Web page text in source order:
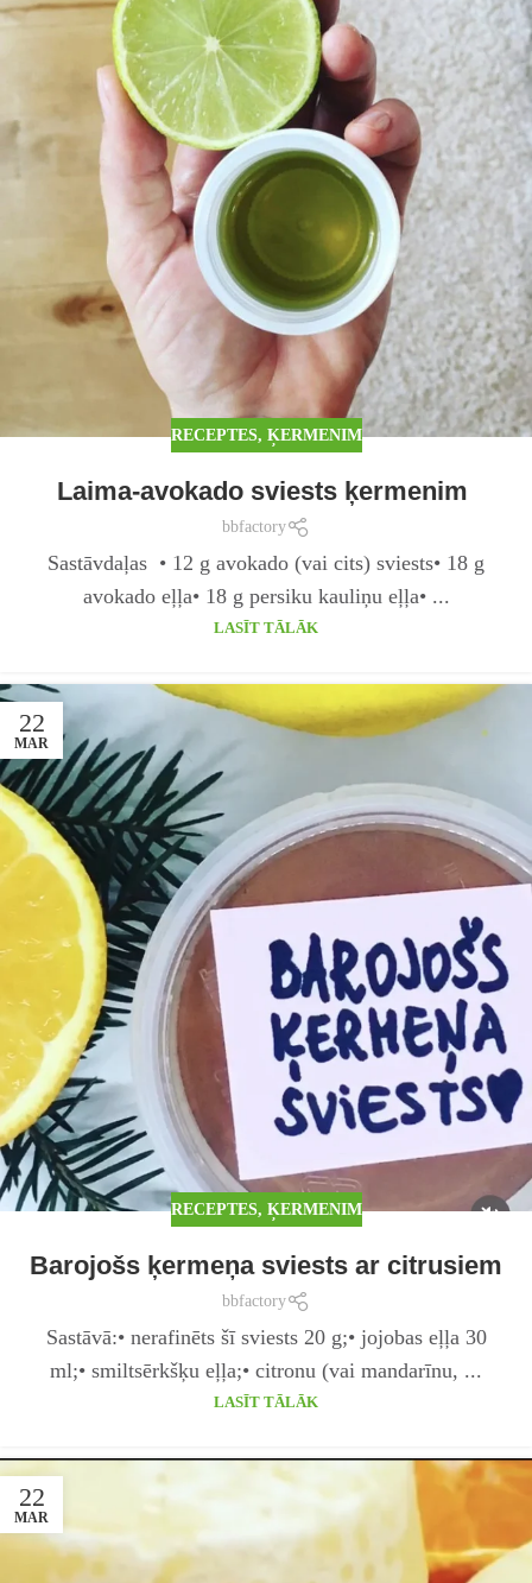
RECEPTES, ĶERMENIM
Laima-avokado sviests ķermenim
bbfactory
Sastāvdaļas • 12 g avokado (vai cits) sviests• 18 g
avokado eļļa• 18 g persiku kauliņu eļļa• ...
LASĪT TĀLĀK
22
MAR
RECEPTES, ĶERMENIM
Barojošs ķermeņa sviests ar citrusiem
bbfactory
Sastāvā:• nerafinēts šī sviests 20 g;• jojobas eļļa 30
ml;• smiltsērkšķu eļļa;• citronu (vai mandarīnu, ...
LASĪT TĀLĀK
22
MAR